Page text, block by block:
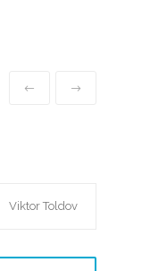
Viktor Toldov